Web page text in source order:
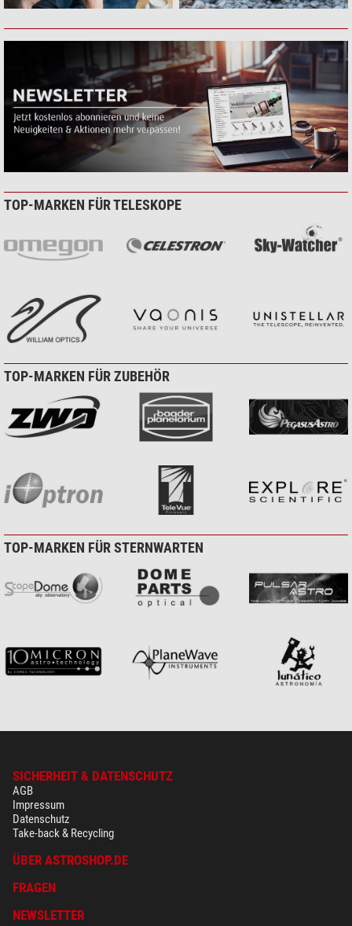
TOP-MARKEN FÜR TELESKOPE
TOP-MARKEN FÜR ZUBEHÖR
TOP-MARKEN FÜR STERNWARTEN
SICHERHEIT & DATENSCHUTZ
AGB
Impressum
Datenschutz
Take-back & Recycling
ÜBER ASTROSHOP.DE
FRAGEN
NEWSLETTER